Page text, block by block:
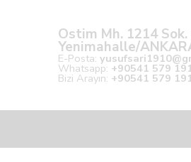
Ostim Mh. 1214
Yenimahalle/
E-Posta:
Whatsapp: +90541 579
Bizi Arayın: +90541 579